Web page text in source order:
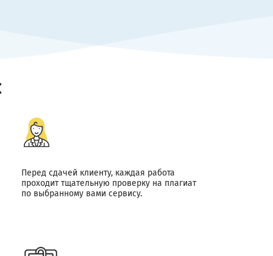
Перед сдачей клиенту, каждая работа
проходит тщательную проверку на плагиат
по выбранному вами сервису.